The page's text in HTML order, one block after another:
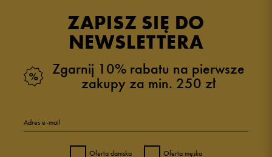
ZAPISZ SIĘ DO
NEWSLETTERA
Zgarnij 10% rabatu na pierwsze
zakupy za min. 250 zł
Adres e-mail
Oferta damska Oferta męska